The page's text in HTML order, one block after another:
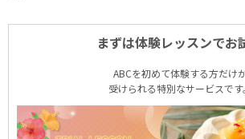
まずは体験レッスンでお
ABCを初めて体験する方だけ
受けられる特別なサービスです。